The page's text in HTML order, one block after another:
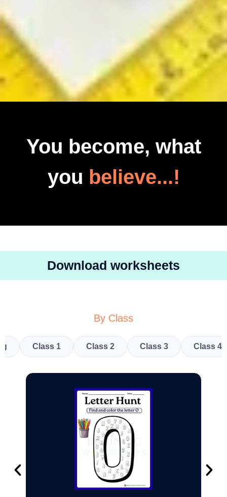
You become, what
you believe...!
Download worksheets
By Class
Class 1 Class 2 Class 3 Class 4